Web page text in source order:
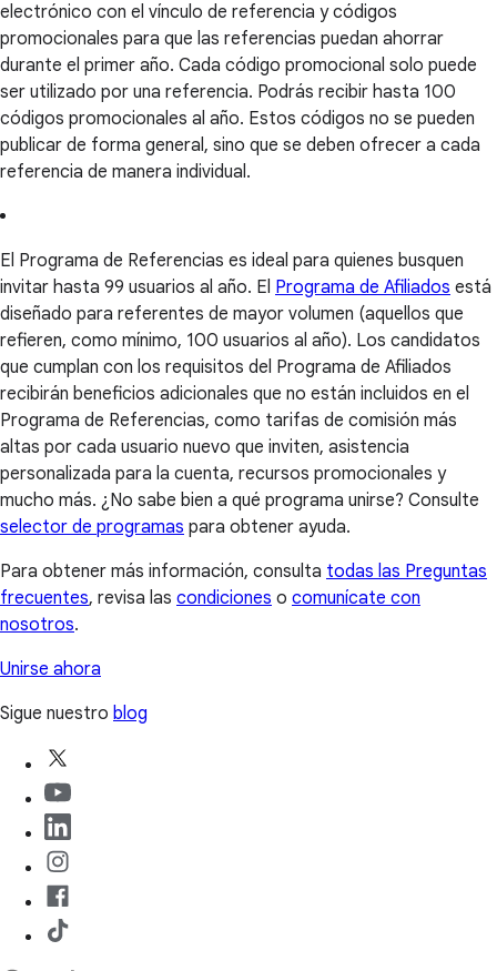
electrónico con el vínculo de referencia y códigos
promocionales para que las referencias puedan ahorrar
durante el primer año. Cada código promocional solo puede
ser utilizado por una referencia. Podrás recibir hasta 100
códigos promocionales al año. Estos códigos no se pueden
publicar de forma general, sino que se deben ofrecer a cada
referencia de manera individual.
El Programa de Referencias es ideal para quienes busquen
invitar hasta 99 usuarios al año. El Programa de Afiliados está
diseñado para referentes de mayor volumen (aquellos que
refieren, como mínimo, 100 usuarios al año). Los candidatos
que cumplan con los requisitos del Programa de Afiliados
recibirán beneficios adicionales que no están incluidos en el
Programa de Referencias, como tarifas de comisión más
altas por cada usuario nuevo que inviten, asistencia
personalizada para la cuenta, recursos promocionales y
mucho más. ¿No sabe bien a qué programa unirse? Consulte
selector de programas para obtener ayuda.
Para obtener más información, consulta todas las Preguntas
frecuentes, revisa las condiciones o comunícate con
nosotros.
Unirse ahora
Sigue nuestro blog